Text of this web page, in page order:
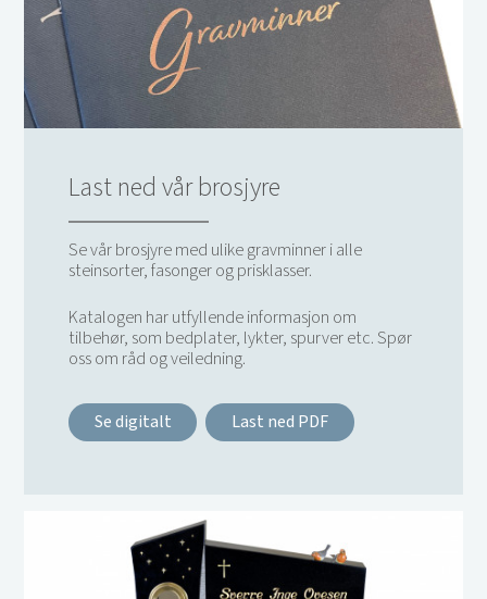
Last ned vår brosjyre
Se vår brosjyre med ulike gravminner i alle
steinsorter, fasonger og prisklasser.
Katalogen har utfyllende informasjon om
tilbehør, som bedplater, lykter, spurver etc. Spør
oss om råd og veiledning.
Se digitalt Last ned PDF